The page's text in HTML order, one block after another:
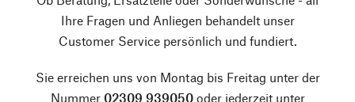
Ihre Fragen und Anliegen behandelt unser
Customer Service persönlich und fundiert.
Sie erreichen uns von Montag bis Freitag unter der
Nummer 02309 939050oder jederzeit unter